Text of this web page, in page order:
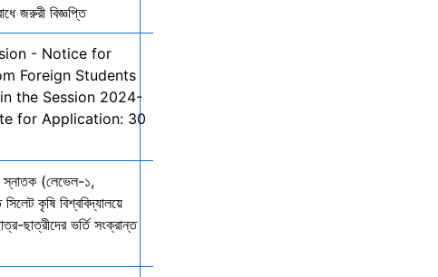
জরুরী বিজ্ঞপ্তি
- Notice for
Foreign Students
the Session 2024-
for Application: 30
স্নাতক (লেভেল-১,
কৃষি বিশ্ববিদ্যালয়ে
ছাত্রীদের ভর্তি সংক্রান্ত